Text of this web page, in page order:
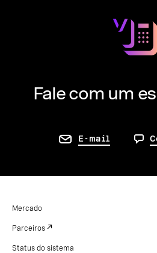
Fale com um
E-mail
Mercado
Parceiros
Status do sistema